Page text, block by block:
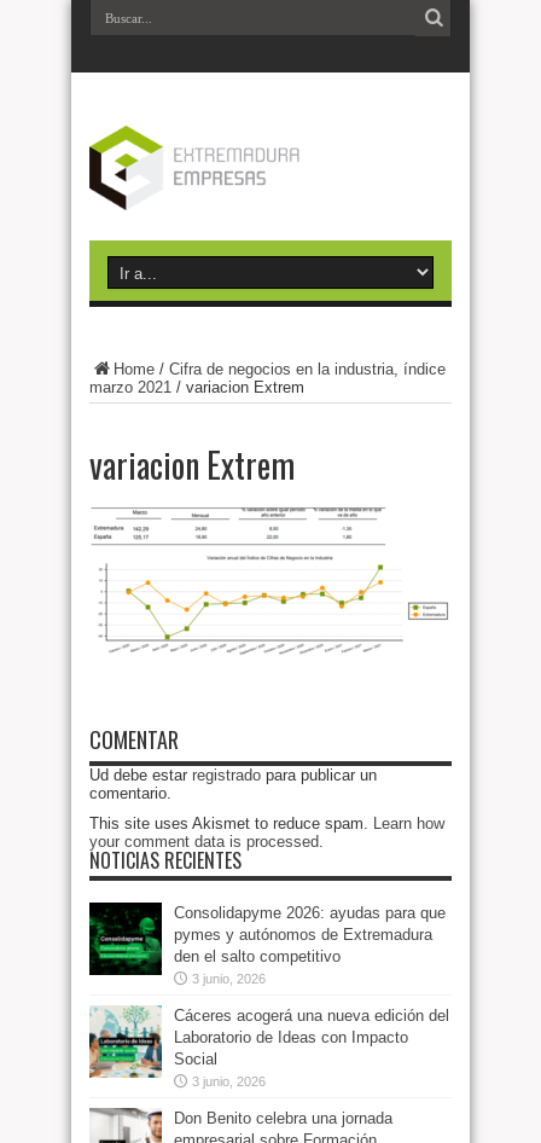
Home / Cifra de negocios en la industria, índice
marzo 2021 / variacion Extrem
variacion Extrem
COMENTAR
Ud debe estar registrado para publicar un
comentario.
This site uses Akismet to reduce spam. Learn how
your comment data is processed.
NOTICIAS RECIENTES
Consolidapyme 2026: ayudas para que
pymes y autónomos de Extremadura
den el salto competitivo
3 junio, 2026
Cáceres acogerá una nueva edición del
Laboratorio de Ideas con Impacto
Social
3 junio, 2026
Don Benito celebra una jornada